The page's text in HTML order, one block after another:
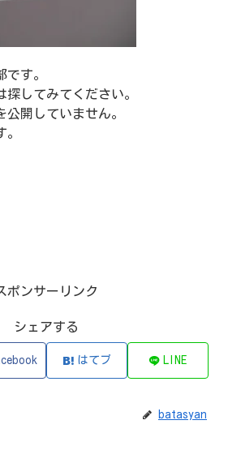
す。
してみてください。
公開していません。
ポンサーリンク
シェアする
はてブ LINE
batasyan